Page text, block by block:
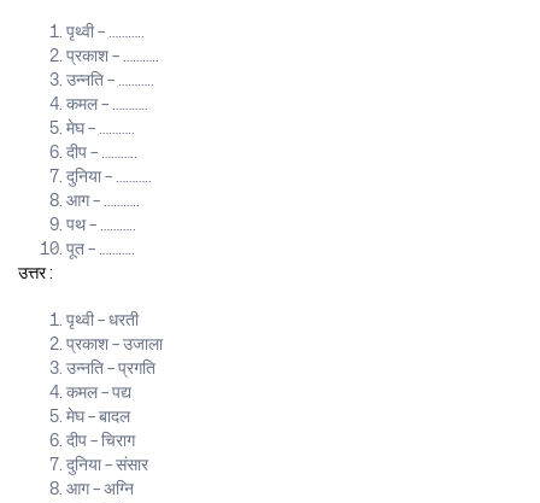
पृथ्वी – ………..
प्रकाश – ………..
उन्नति – ………..
कमल – ………..
मेघ – ………..
दीप – ………..
दुनिया – ………..
आग – ………..
पथ – ………..
पूत – ………..
उत्तर :
पृथ्वी – धरती
प्रकाश – उजाला
उन्नति – प्रगति
कमल – पद्य
मेघ – बादल
दीप – चिराग
दुनिया – संसार
आग – अग्नि